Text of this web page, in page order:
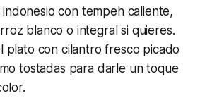
con tempeh caliente,
blanco o integral si quieres.
plato con cilantro fresco picado
tostadas para darle un toque